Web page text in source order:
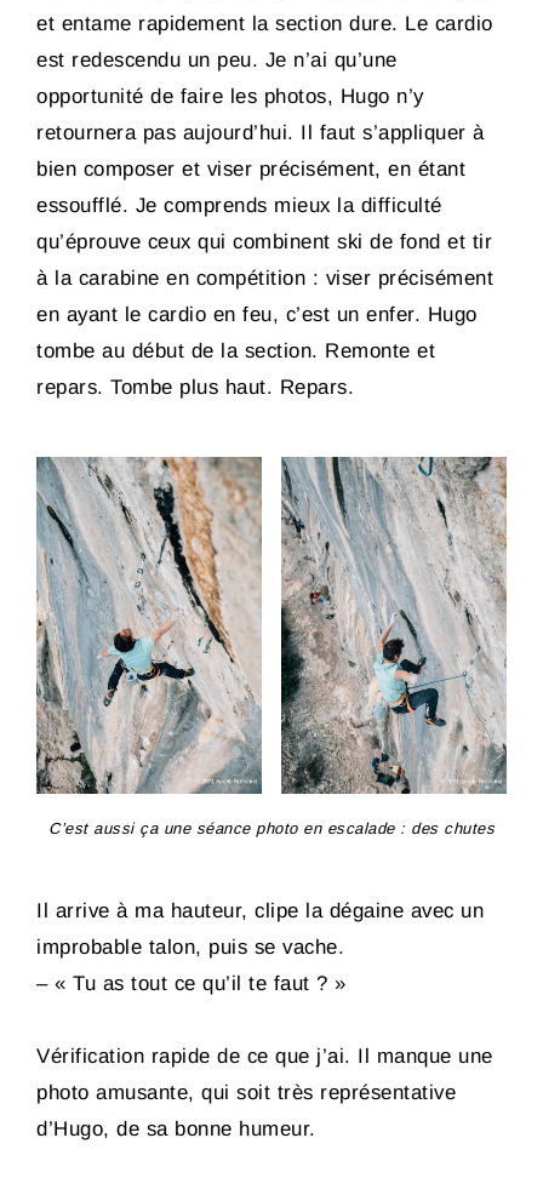
et entame rapidement la section dure. Le cardio
est redescendu un peu. Je n’ai qu’une
opportunité de faire les photos, Hugo n’y
retournera pas aujourd’hui. Il faut s’appliquer à
bien composer et viser précisément, en étant
essoufflé. Je comprends mieux la difficulté
qu’éprouve ceux qui combinent ski de fond et tir
à la carabine en compétition : viser précisément
en ayant le cardio en feu, c’est un enfer. Hugo
tombe au début de la section. Remonte et
repars. Tombe plus haut. Repars.
C’est aussi ça une séance photo en escalade : des chutes
Il arrive à ma hauteur, clipe la dégaine avec un
improbable talon, puis se vache.
– « Tu as tout ce qu’il te faut ? »
Vérification rapide de ce que j’ai. Il manque une
photo amusante, qui soit très représentative
d’Hugo, de sa bonne humeur.